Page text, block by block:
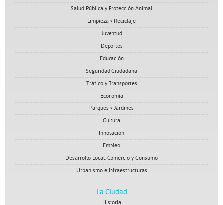
Salud Pública y Protección Animal
Limpieza y Reciclaje
Juventud
Deportes
Educación
Seguridad Ciudadana
Tráfico y Transportes
Economía
Parques y Jardines
Cultura
Innovación
Empleo
Desarrollo Local, Comercio y Consumo
Urbanismo e Infraestructuras
La Ciudad
Historia